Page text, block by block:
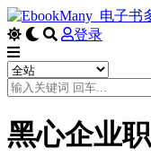
登录
黑心企业